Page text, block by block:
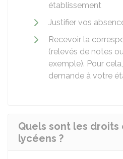
établissement
Justifier vos
Recevoir la
(relevés de notes
exemple). Pour
demande à votre
Quels sont les
lycéens ?